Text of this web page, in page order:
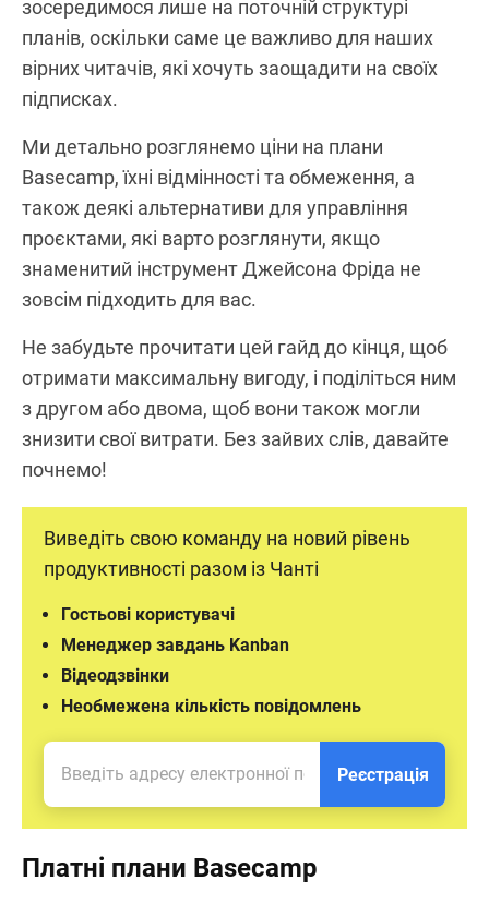
зосередимося лише на поточній структурі
планів, оскільки саме це важливо для наших
вірних читачів, які хочуть заощадити на своїх
підписках.
Ми детально розглянемо ціни на плани
Basecamp, їхні відмінності та обмеження, а
також деякі альтернативи для управління
проєктами, які варто розглянути, якщо
знаменитий інструмент Джейсона Фріда не
зовсім підходить для вас.
Не забудьте прочитати цей гайд до кінця, щоб
отримати максимальну вигоду, і поділіться ним
з другом або двома, щоб вони також могли
знизити свої витрати. Без зайвих слів, давайте
почнемо!
Виведіть свою команду на новий рівень
продуктивності разом із Чанті
Необмежена кількість повідомлень
Відеодзвінки
Менеджер завдань Kanban
Гостьові користувачі
Реєстрація
Платні плани Basecamp